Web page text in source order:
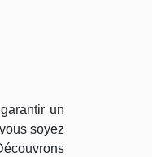
un
soyez